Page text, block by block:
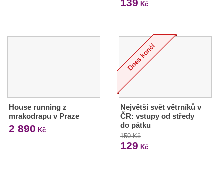
139 Kč
House running z
mrakodrapu v Praze
2 890 Kč
Největší svět větrníků v
ČR: vstupy od středy
do pátku
150 Kč
129 Kč